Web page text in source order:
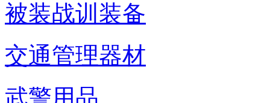
被装战训装备
交通管理器材
武警用品